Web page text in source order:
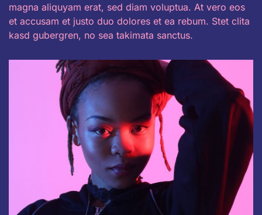
magna aliquyam erat, sed diam voluptua. At vero eos
et accusam et justo duo dolores et ea rebum. Stet clita
kasd gubergren, no sea takimata sanctus.